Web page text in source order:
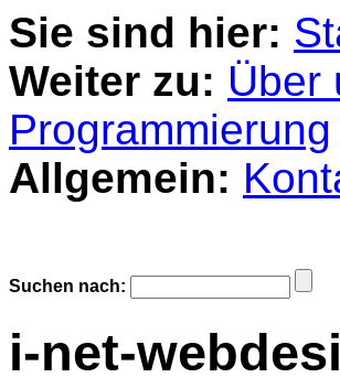
Sie sind hier:
Weiter zu: Über
Programmierung
Allgemein:
Suchen nach:
i-net-